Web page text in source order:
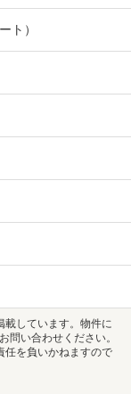
ト）
載しています。物件に
問い合わせください。
任を負いかねますので